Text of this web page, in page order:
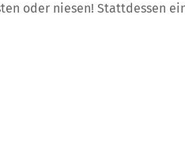
oder niesen! Stattdessen